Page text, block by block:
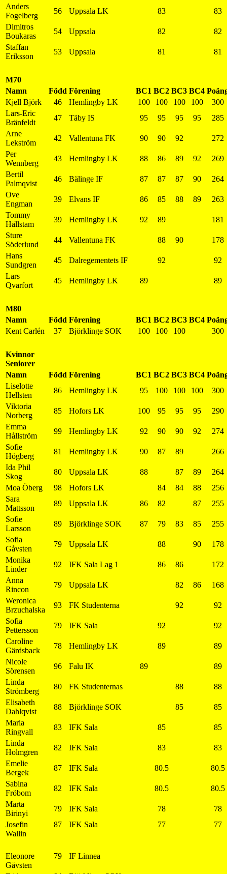
Anders
Fogelberg
56 Uppsala LK 83
83
Dimitros
Boukaras
54 Uppsala 82
82
Staffan
Eriksson
53 Uppsala 81 81
M70
Namn
Född Förening BC1 BC2 BC3 BC4
Kjell Björk
46 Hemlingby LK 100 100 100 100
300
Lars-Eric
Bränfeldt
47 Täby IS 95 95 95 95
285
Arne
Lekström
42 Vallentuna FK 90 90 92
272
Per
Wennberg
43 Hemlingby LK 88 86 89 92
269
Bertil
Palmqvist
46 Bälinge IF 87 87 87 90
264
Ove
Engman
39 Elvans IF 86 85 88 89
263
Tommy
Hållstam
39 Hemlingby LK 92 89
181
Sture
Söderlund
44 Vallentuna FK 88 90
178
Hans
Sundgren
45 Dalregementets IF 92
92
Lars
Qvarfort
45 Hemlingby LK 89 89
M80
Namn
Född Förening BC1 BC2 BC3 BC4
Kent Carlén
37 Björklinge SOK 100 100 100 300
Kvinnor
Seniorer
Namn
Född Förening BC1 BC2 BC3 BC4
Liselotte
Hellsten
86 Hemlingby LK 95 100 100 100
300
Viktoria
Norberg
85 Hofors LK 100 95 95 95
290
Emma
Hållström
99 Hemlingby LK 92 90 90 92
274
Sofie
Högberg
81 Hemlingby LK 90 87 89
266
Ida Phil
Skog
80 Uppsala LK 88 87 89
264
Moa Öberg
98 Hofors LK 84 84 88
256
Sara
Mattsson
89 Uppsala LK 86 82 87
255
Sofie
Larsson
89 Björklinge SOK 87 79 83 85
255
Sofia
Gåvsten
79 Uppsala LK 88 90
178
Monika
Linder
92 IFK Sala Lag 1 86 86
172
Anna
Rincon
79 Uppsala LK 82 86
168
Weronica
Brzuchalska
93 FK Studenterna 92
92
Sofia
Pettersson
79 IFK Sala 92
92
Caroline
Gärdsback
78 Hemlingby LK 89
89
Nicole
Sörensen
96 Falu IK 89
89
Linda
Strömberg
80 FK Studenternas 88
88
Elisabeth
Dahlqvist
88 Björklinge SOK 85
85
Maria
Ringvall
83 IFK Sala 85
85
Linda
Holmgren
82 IFK Sala 83
83
Emelie
Bergek
87 IFK Sala 80.5
80.5
Sabina
Fröbom
82 IFK Sala 80.5
80.5
Marta
Birinyi
79 IFK Sala 78
78
Josefin
Wallin
87 IFK Sala 77 77
Eleonore
Gåvsten
79 IF Linnea